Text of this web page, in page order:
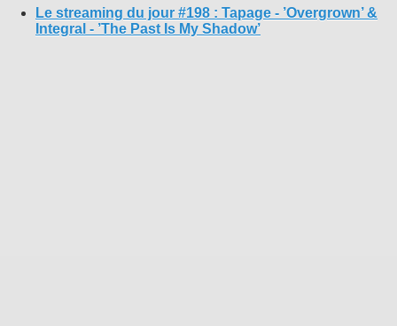
Le streaming du jour #198 : Tapage - ’Overgrown’ &
Integral - ’The Past Is My Shadow’